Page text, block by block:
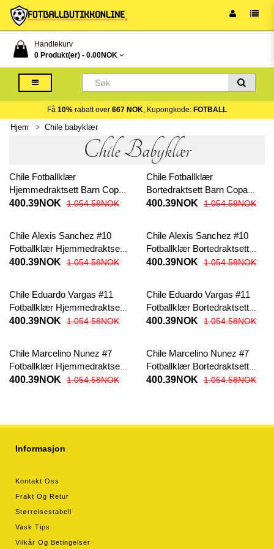
Handlekurv
0 Produkt(er) - 0.00NOK
Få 10% rabatt over 667 NOK, Kupongkode: FOTBALL
Hjem Chile babyklær
Chile Babyklær
Chile Fotballklær
Hjemmedraktsett Barn Copa
America 2024 Kortermet (+
400.39NOK 1.054.58NOK
Chile Fotballklær
Bortedraktsett Barn Copa
America 2024 Kortermet (+
400.39NOK 1.054.58NOK
Chile Alexis Sanchez #10
Fotballklær Hjemmedraktsett
Barn Copa America 2024
400.39NOK 1.054.58NOK
Chile Alexis Sanchez #10
Fotballklær Bortedraktsett
Barn Copa America 2024
400.39NOK 1.054.58NOK
Chile Eduardo Vargas #11
Fotballklær Hjemmedraktsett
Barn Copa America 2024
400.39NOK 1.054.58NOK
Chile Eduardo Vargas #11
Fotballklær Bortedraktsett
Barn Copa America 2024
400.39NOK 1.054.58NOK
Chile Marcelino Nunez #7
Fotballklær Hjemmedraktsett
Barn Copa America 2024
400.39NOK 1.054.58NOK
Chile Marcelino Nunez #7
Fotballklær Bortedraktsett
Barn Copa America 2024
400.39NOK 1.054.58NOK
Informasjon
Kontakt Oss
Frakt Og Retur
Størrelsestabell
Vask Tips
Vilkår Og Betingelser